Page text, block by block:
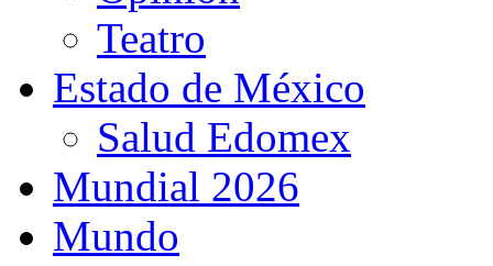
Teatro
Estado de México
Salud Edomex
Mundial 2026
Mundo